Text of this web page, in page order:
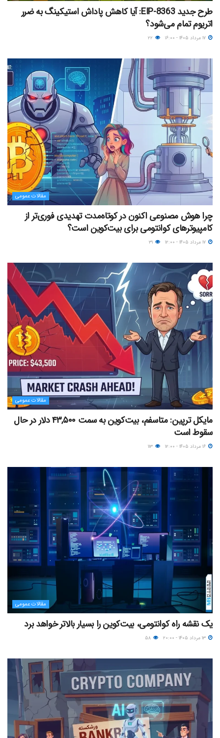
طرح جدید EIP-8363: آیا کاهش پاداش استیکینگ به ضرر
اتریوم تمام می‌شود؟
مقالات عمومی
چرا هوش مصنوعی اکنون در کوتاه‌مدت تهدیدی فوری‌تر از
کامپیوترهای کوانتومی برای بیت‌کوین است؟
مقالات عمومی
مایکل ترپین: متاسفم، بیت‌کوین به سمت ۴۳,۵۰۰ دلار در حال
سقوط است
مقالات عمومی
یک نقشه راه کوانتومی، بیت‌کوین را بسیار بالاتر خواهد برد